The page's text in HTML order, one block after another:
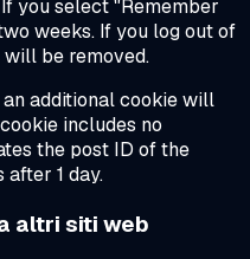
you select "Remember
weeks. If you log out of
be removed.
additional cookie will
includes no
the post ID of the
1 day.
altri siti web